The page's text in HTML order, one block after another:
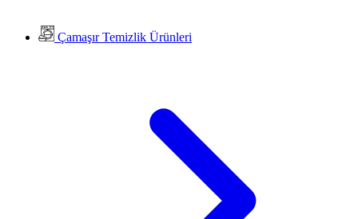
Çamaşır Temizlik Ürünleri